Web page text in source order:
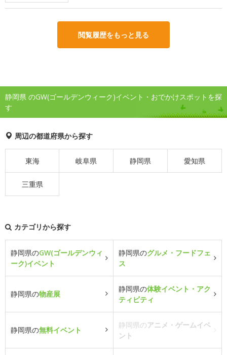
閲覧履歴をもっと見る
静岡県 のGW(ゴールデンウィーク)イベント・おでかけスポットを探
す
周辺の都道府県から探す
東海 岐阜県 静岡県 愛知県
三重県
カテゴリから探す
静岡県のGW(ゴールデンウィ
ーク)イベント
静岡県のグルメ・フードフェ
ス
静岡県の物産展
静岡県の体験イベント・アク
ティビティ
静岡県の無料イベント
静岡県のアニメ・ゲームイベ
ント